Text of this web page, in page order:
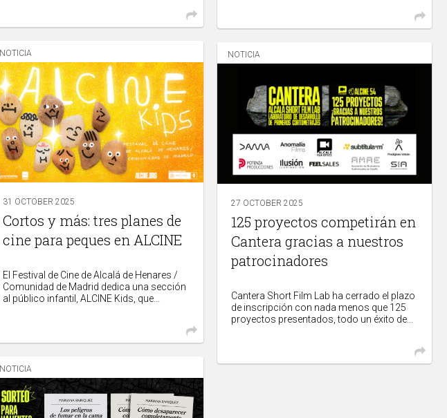
NOTICIA
31 OCTOBER 2025
Cortos y más: tres planes de
cine para peques en ALCINE
El Festival de Cine de Alcalá de Henares /
Comunidad de Madrid dedica una sección
al público infantil, ALCINE Kids, que...
NOTICIA
27 OCTOBER 2025
125 proyectos competirán en
Cantera gracias a nuestros
patrocinadores
Cantera Short Film Lab ha cerrado el plazo
de inscripción con nada menos que 125
proyectos presentados, todo un éxito de...
NOTICIA